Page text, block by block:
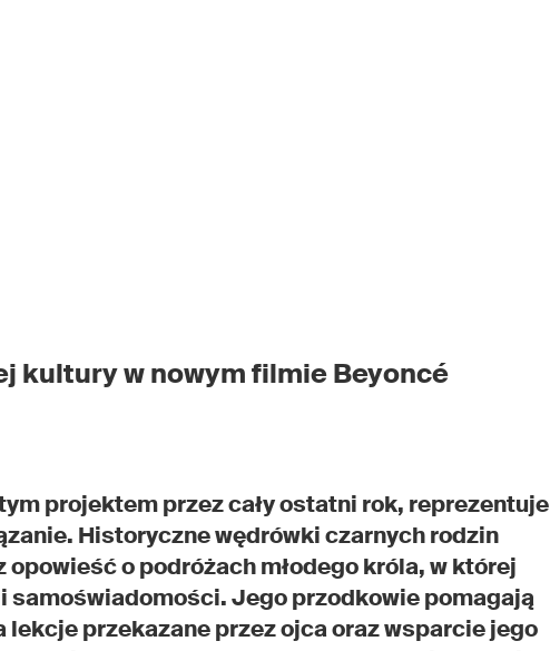
kultury w nowym filmie Beyoncé
projektem przez cały ostatni rok, reprezentuje
Historyczne wędrówki czarnych rodzin
o podróżach młodego króla, w której
samoświadomości. Jego przodkowie pomagają
lekcje przekazane przez ojca oraz wsparcie jego